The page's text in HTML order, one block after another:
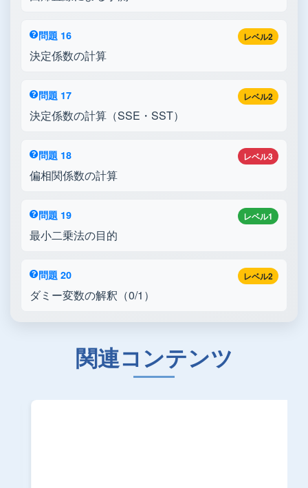
レベル2
問題 16
決定係数の計算
レベル2
問題 17
決定係数の計算（SSE・SST）
レベル3
問題 18
偏相関係数の計算
レベル1
問題 19
最小二乗法の目的
レベル2
問題 20
ダミー変数の解釈（0/1）
関連コンテンツ